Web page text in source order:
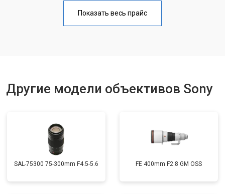
Показать весь прайс
Другие модели объективов Sony
SAL-75300 75-300mm F4.5-5.6 FE 400mm F2.8 GM OSS